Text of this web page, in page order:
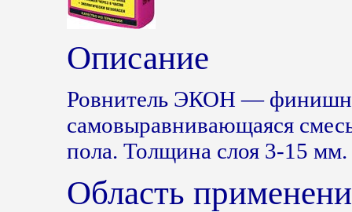
Описание
Ровнитель ЭКОН —
самовыравнивающаяся
пола. Толщина слоя 3-15 мм.
Область